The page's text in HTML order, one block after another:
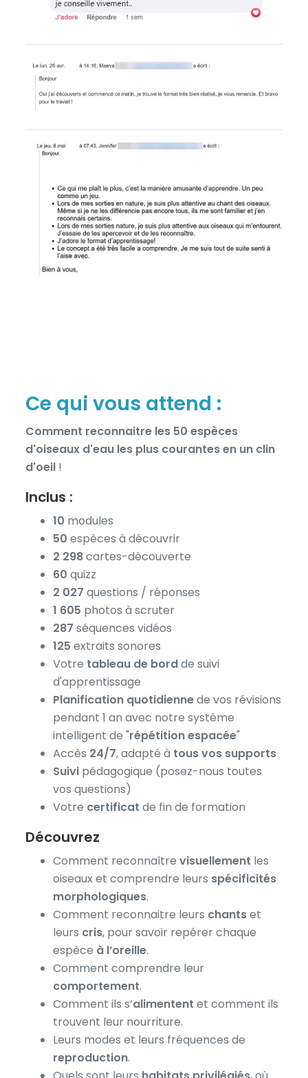
Ce qui vous attend :
Comment reconnaitre les 50 espèces
d'oiseaux d'eau les plus courantes en un clin
d'oeil !
Inclus :
10 modules
50 espèces à découvrir
2 298cartes-découverte
60 quizz
2 027 questions / réponses
1 605 photos à scruter
287 séquences vidéos
125 extraits sonores
Votre tableau de bordde suivi
d'apprentissage
Planification quotidiennede vos révisions
pendant 1 an avec notre système
intelligent de "répétition espacée"
Accès 24/7, adapté à tous vos supports
Suivi pédagogique (posez-nous toutes
vos questions)
Votre certificat de fin de formation
Découvrez
Comment reconnaîtrevisuellement les
oiseaux et comprendre leurs spécificités
morphologiques.
Comment reconnaitre leurs chantset
leurs cris, pour savoir repérer chaque
espèce à l’oreille.
Comment comprendre leur
comportement.
Comment ils s’alimentent et comment ils
trouvent leur nourriture.
Leurs modes et leurs fréquences de
reproduction.